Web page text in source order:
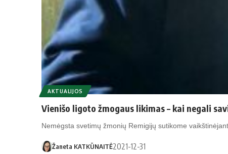
AKTUALIJOS
Vienišo ligoto žmogaus likimas – kai negali
Nemėgsta svetimų žmonių Remigijų sutikome
Žaneta KATKŪNAITĖ2021-12-31